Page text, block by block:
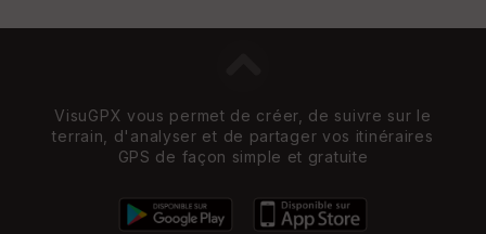
VisuGPX vous permet de créer, de suivre sur le
terrain, d'analyser et de partager vos itinéraires
GPS de façon simple et gratuite